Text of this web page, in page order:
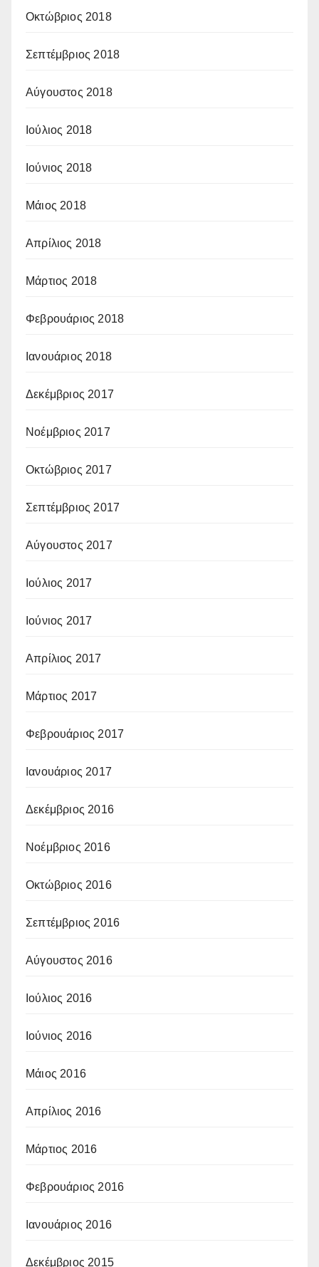
Οκτώβριος 2018
Σεπτέμβριος 2018
Αύγουστος 2018
Ιούλιος 2018
Ιούνιος 2018
Μάιος 2018
Απρίλιος 2018
Μάρτιος 2018
Φεβρουάριος 2018
Ιανουάριος 2018
Δεκέμβριος 2017
Νοέμβριος 2017
Οκτώβριος 2017
Σεπτέμβριος 2017
Αύγουστος 2017
Ιούλιος 2017
Ιούνιος 2017
Απρίλιος 2017
Μάρτιος 2017
Φεβρουάριος 2017
Ιανουάριος 2017
Δεκέμβριος 2016
Νοέμβριος 2016
Οκτώβριος 2016
Σεπτέμβριος 2016
Αύγουστος 2016
Ιούλιος 2016
Ιούνιος 2016
Μάιος 2016
Απρίλιος 2016
Μάρτιος 2016
Φεβρουάριος 2016
Ιανουάριος 2016
Δεκέμβριος 2015